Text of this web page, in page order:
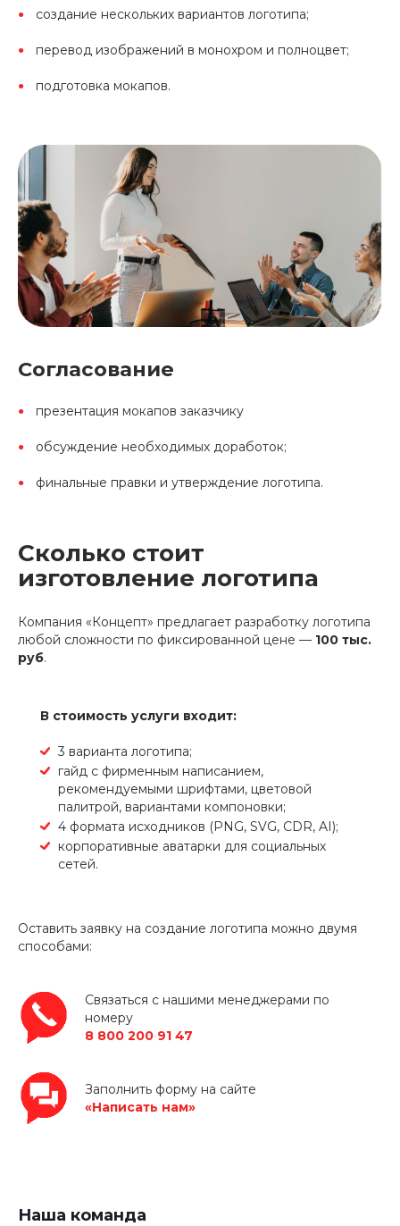
создание нескольких вариантов логотипа;
перевод изображений в монохром и полноцвет;
подготовка мокапов.
Согласование
презентация мокапов заказчику
обсуждение необходимых доработок;
финальные правки и утверждение логотипа.
Сколько стоит
изготовление логотипа
Компания «Концепт» предлагает разработку логотипа
любой сложности по фиксированной цене — 100 тыс.
руб.
В стоимость услуги входит:
3 варианта логотипа;
гайд с фирменным написанием,
рекомендуемыми шрифтами, цветовой
палитрой, вариантами компоновки;
4 формата исходников (PNG, SVG, CDR, AI);
корпоративные аватарки для социальных
сетей.
Оставить заявку на создание логотипа можно двумя
способами:
Связаться с нашими менеджерами по
номеру
8 800 200 91 47
Заполнить форму на сайте
«Написать нам»
Наша команда